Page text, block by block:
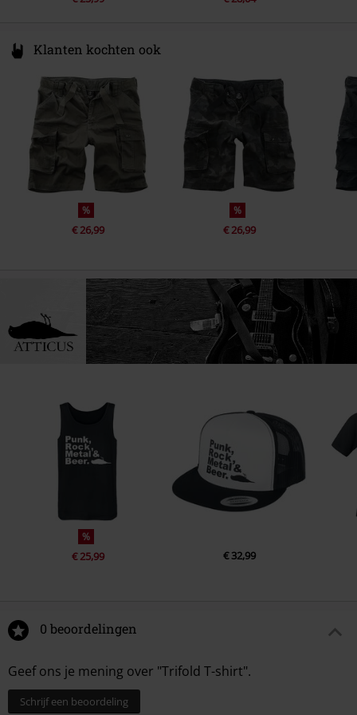
Klanten kochten ook
%
€ 26,99
%
€ 26,99
%
€ 25,99 € 32,99
0 beoordelingen
Geef ons je mening over "Trifold T-shirt".
Schrijf een beoordeling